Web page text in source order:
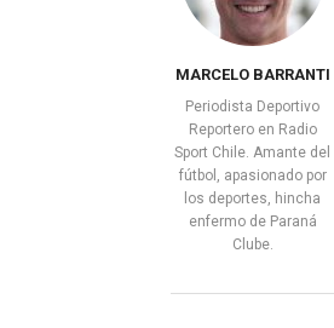
MARCELO BARRANTI
Periodista Deportivo
Reportero en Radio
Sport Chile. Amante del
fútbol, apasionado por
los deportes, hincha
enfermo de Paraná
Clube.